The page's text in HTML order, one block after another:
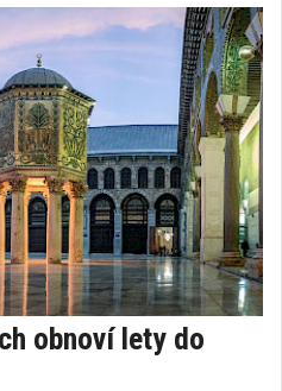
obnoví lety do